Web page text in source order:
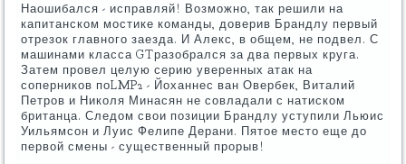
Наошибался - исправляй! Возможно, так решили на
капитанском мостике команды, доверив Брандлу первый
отрезок главного заезда. И Алекс, в общем, не подвел. С
машинами класса GTразобрался за два первых круга.
Затем провел целую серию уверенных атак на
соперников поLMP2 - Йоханнес ван Овербек, Виталий
Петров и Николя Минасян не совладали с натиском
британца. Следом свои позиции Брандлу уступили Льюис
Уильямсон и Луис Фелипе Дерани. Пятое место еще до
первой смены - существенный прорыв!